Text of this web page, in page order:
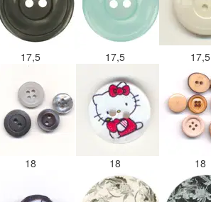
17,5 17,5 17,5
18 18 18